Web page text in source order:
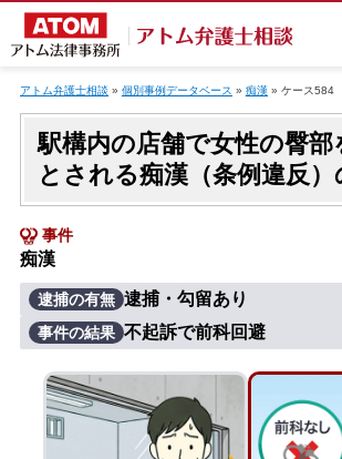
刑事事件でお困りの方
刑事事件の無料相談
アトム弁護士相談 » 個別事例データベース » 痴漢» ケース584
駅構内の店舗で女性の臀部
とされる痴漢（条例違反）
事件
痴漢
逮捕の有無 逮捕・勾留あり
事件の結果 不起訴で前科回避